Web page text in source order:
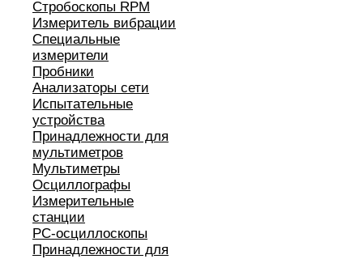
Стробоскопы RPM
Измеритель вибрации
Специальные
измерители
Пробники
Анализаторы сети
Испытательные
устройства
Принадлежности для
мультиметров
Мультиметры
Осциллографы
Измерительные
станции
РС-осциллоскопы
Принадлежности для